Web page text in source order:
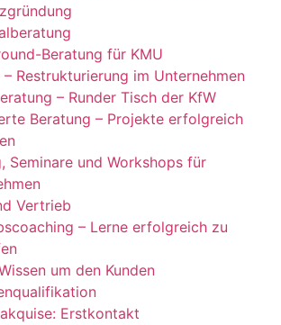
Beratung für KMU
– Restrukturierung im Unternehmen
– Runder Tisch der KfW
Beratung – Projekte erfolgreich
Seminare und Workshops für
Vertrieb
– Lerne erfolgreich zu
um den Kunden
Erstkontakt